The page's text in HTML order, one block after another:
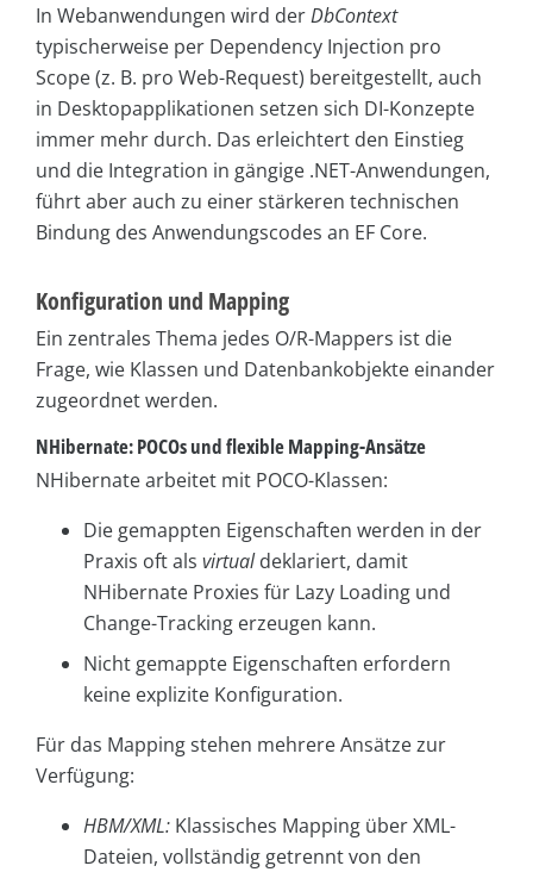
In Webanwendungen wird derDbContext
typischerweise per Dependency Injection pro
Scope (z. B. pro Web-Request) bereitgestellt, auch
in Desktopapplikationen setzen sich DI-Konzepte
immer mehr durch. Das erleichtert den Einstieg
und die Integration in gängige .NET-Anwendungen,
führt aber auch zu einer stärkeren technischen
Bindung des Anwendungscodes an EF Core.
Konfiguration und Mapping
Ein zentrales Thema jedes O/R-Mappers ist die
Frage, wie Klassen und Datenbankobjekte einander
zugeordnet werden.
NHibernate: POCOs und flexible Mapping-Ansätze
NHibernate arbeitet mit POCO-Klassen:
Die gemappten Eigenschaften werden in der
Praxis oft als virtualdeklariert, damit
NHibernate Proxies für Lazy Loading und
Change-Tracking erzeugen kann.
Nicht gemappte Eigenschaften erfordern
keine explizite Konfiguration.
Für das Mapping stehen mehrere Ansätze zur
Verfügung:
HBM/XML: Klassisches Mapping über XML-
Dateien, vollständig getrennt von den